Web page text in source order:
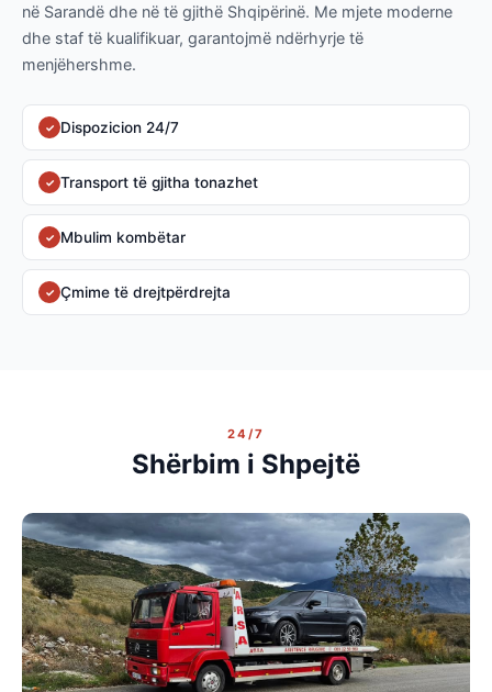
në Sarandë dhe në të gjithë Shqipërinë. Me mjete moderne
dhe staf të kualifikuar, garantojmë ndërhyrje të
menjëhershme.
✓ Dispozicion 24/7
✓ Transport të gjitha tonazhet
✓ Mbulim kombëtar
✓ Çmime të drejtpërdrejta
24/7
Shërbim i Shpejtë